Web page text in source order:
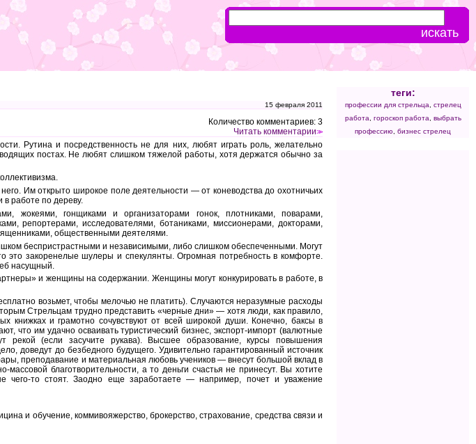
15 февраля 2011
Количество комментариев: 3
Читать комментарии>>
Рутина и посредственность не для них, любят играть роль, желательно
постах. Не любят слишком тяжелой работы, хотя держатся обычно за
Им открыто широкое поле деятельности — от коневодства до охотничьих
в работе по дереву.
жокеями, гонщиками и организаторами гонок, плотниками, поварами,
репортерами, исследователями, ботаниками, миссионерами, докторами,
общественными деятелями.
беспристрастными и независимыми, либо слишком обеспеченными. Могут
закоренелые шулеры и спекулянты. Огромная потребность в комфорте.
насущный.
и женщины на содержании. Женщины могут конкурировать в работе, в
возьмет, чтобы мелочью не платить). Случаются неразумные расходы
Стрельцам трудно представить «черные дни» — хотя люди, как правило,
книжках и грамотно сочувствуют от всей широкой души. Конечно, баксы в
что им удачно осваивать туристический бизнес, экспорт-импорт (валютные
рекой (если засучите рукава). Высшее образование, курсы повышения
доведут до безбедного будущего. Удивительно гарантированный источник
преподавание и материальная любовь учеников — внесут большой вклад в
благотворительности, а то деньги счастья не принесут. Вы хотите
чего-то стоят. Заодно еще заработаете — например, почет и уважение
и обучение, коммивояжерство, брокерство, страхование, средства связи и
теги:
профессии для стрельца
стрелец
работа
гороскоп работа
выбрать
профессию
бизнес стрелец